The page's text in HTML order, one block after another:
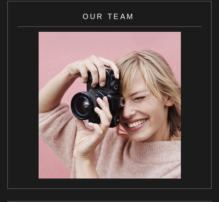
OUR TEAM